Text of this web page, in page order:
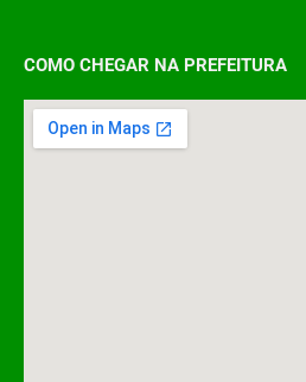
COMO CHEGAR NA PREFEITURA